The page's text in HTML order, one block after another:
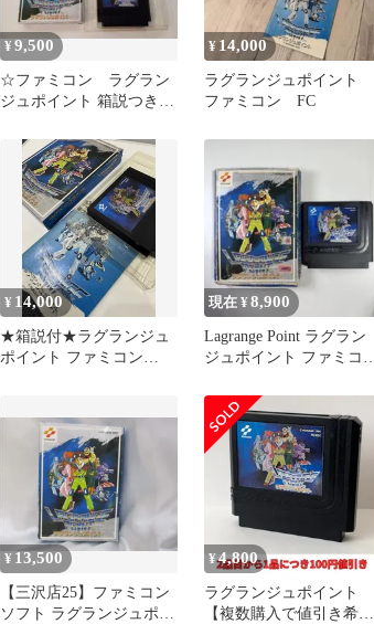
¥9,500
☆ファミコン ラグラン
ジュポイント 箱説つき
¥ 14,000
ラグランジュポイント
ファミコン FC
¥ 14,000
★箱説付★ラグランジュ
ポイント ファミコン
現在 ¥8,900
Lagrange Point ラグラン
ジュポイント ファミコン
¥ 13,500
【三沢店25】ファミコン
ソフト ラグランジュポイ
¥4,800
ラグランジュポイント
【複数購入で値引き希望